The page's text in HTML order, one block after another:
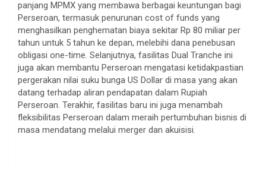
panjang MPMX yang membawa berbagai keuntungan bagi
Perseroan, termasuk penurunan cost of funds yang
menghasilkan penghematan biaya sekitar Rp 80 miliar per
tahun untuk 5 tahun ke depan, melebihi dana penebusan
obligasi one-time. Selanjutnya, fasilitas Dual Tranche ini
juga akan membantu Perseroan mengatasi ketidakpastian
pergerakan nilai suku bunga US Dollar di masa yang akan
datang terhadap aliran pendapatan dalam Rupiah
Perseroan. Terakhir, fasilitas baru ini juga menambah
fleksibilitas Perseroan dalam meraih pertumbuhan bisnis di
masa mendatang melalui merger dan akuisisi.